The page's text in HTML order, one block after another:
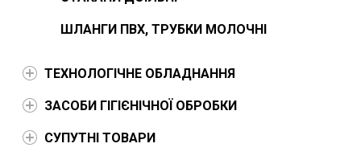
ШЛАНГИ ПВХ, ТРУБКИ МОЛОЧНІ
ТЕХНОЛОГІЧНЕ ОБЛАДНАННЯ
ЗАСОБИ ГІГІЄНІЧНОЇ ОБРОБКИ
СУПУТНІ ТОВАРИ